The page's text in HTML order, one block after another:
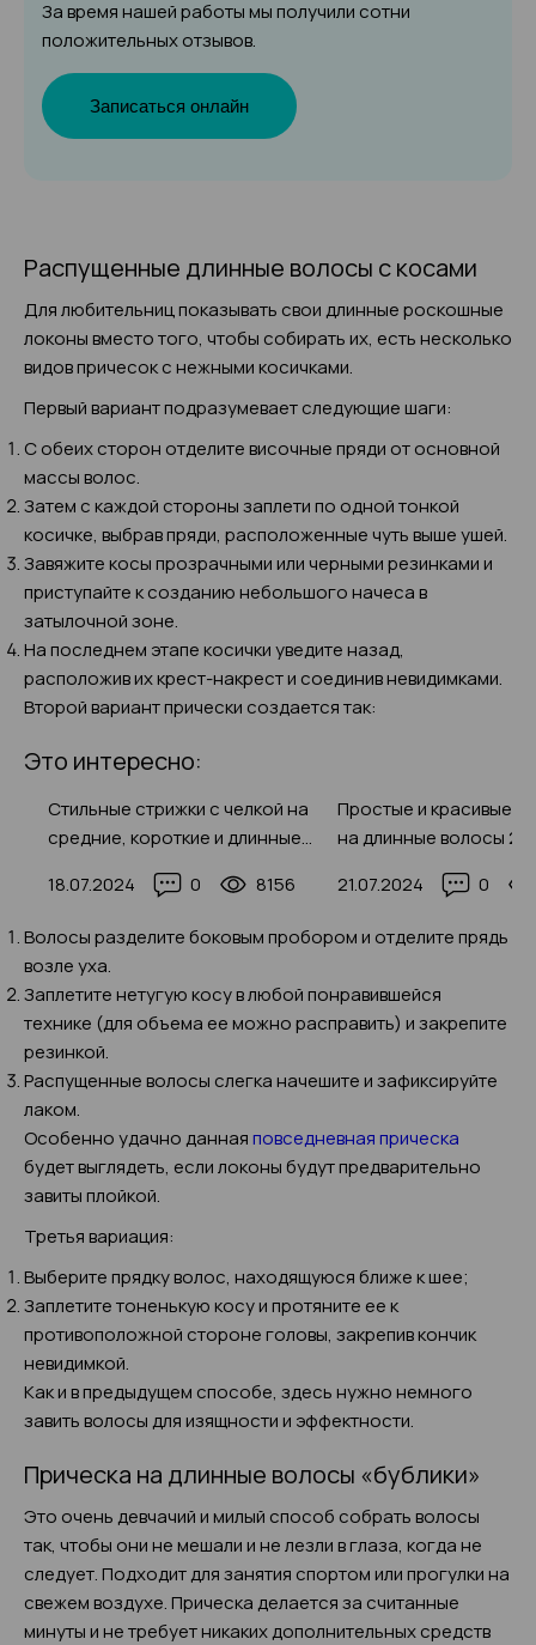
За время нашей работы мы получили сотни
положительных отзывов.
Записаться онлайн
Распущенные длинные волосы с косами
Для любительниц показывать свои длинные роскошные
локоны вместо того, чтобы собирать их, есть несколько
видов причесок с нежными косичками.
Первый вариант подразумевает следующие шаги:
С обеих сторон отделите височные пряди от основной
массы волос.
Затем с каждой стороны заплети по одной тонкой
косичке, выбрав пряди, расположенные чуть выше ушей.
Завяжите косы прозрачными или черными резинками и
приступайте к созданию небольшого начеса в
затылочной зоне.
На последнем этапе косички уведите назад,
расположив их крест-накрест и соединив невидимками.
Второй вариант прически создается так:
Это интересно:
Стильные стрижки с челкой на
средние, короткие и длинные
2025 с фото-примерами
18.07.2024 0 8156
Простые и красивые
на длинные волосы
примерами)
21.07.2024 0
Волосы разделите боковым пробором и отделите прядь
возле уха.
Заплетите нетугую косу в любой понравившейся
технике (для объема ее можно расправить) и закрепите
резинкой.
Распущенные волосы слегка начешите и зафиксируйте
лаком.
Особенно удачно даннаяповседневная прическа
будет выглядеть, если локоны будут предварительно
завиты плойкой.
Третья вариация:
Выберите прядку волос, находящуюся ближе к шее;
Заплетите тоненькую косу и протяните ее к
противоположной стороне головы, закрепив кончик
невидимкой.
Как и в предыдущем способе, здесь нужно немного
завить волосы для изящности и эффектности.
Прическа на длинные волосы «бублики»
Это очень девчачий и милый способ собрать волосы
так, чтобы они не мешали и не лезли в глаза, когда не
следует. Подходит для занятия спортом или прогулки на
свежем воздухе. Прическа делается за считанные
минуты и не требует никаких дополнительных средств